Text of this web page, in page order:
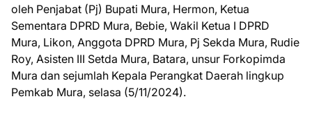
oleh Penjabat (Pj) Bupati Mura, Hermon, Ketua
Sementara DPRD Mura, Bebie, Wakil Ketua I DPRD
Mura, Likon, Anggota DPRD Mura, Pj Sekda Mura, Rudie
Roy, Asisten III Setda Mura, Batara, unsur Forkopimda
Mura dan sejumlah Kepala Perangkat Daerah lingkup
Pemkab Mura, selasa (5/11/2024).